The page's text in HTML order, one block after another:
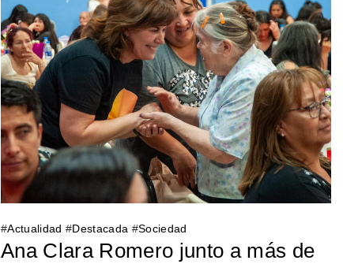
#Actualidad #Destacada #Sociedad
Ana Clara Romero junto a más de